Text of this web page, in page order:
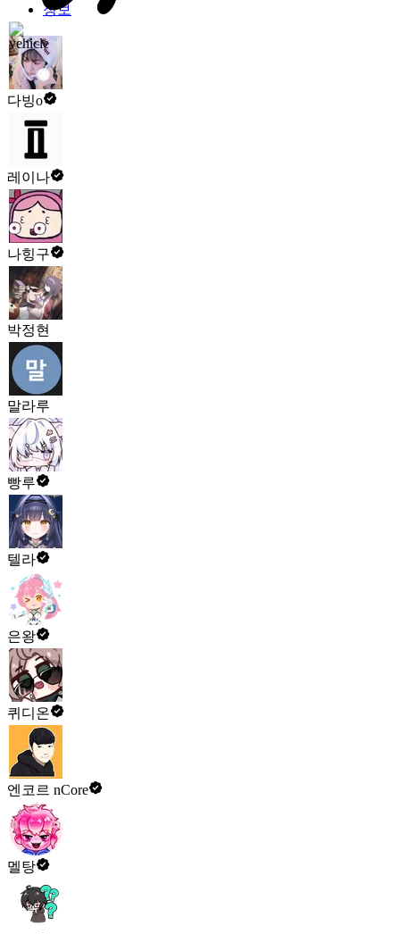
정보
다빙o
레이나
나힝구
박정현
말라루
빵루
텔라
은왕
퀴디온
엔코르 nCore
멜탕